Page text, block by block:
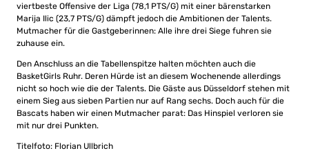
viertbeste Offensive der Liga (78,1 PTS/G) mit einer bärenstarken
Marija Ilic (23,7 PTS/G) dämpft jedoch die Ambitionen der Talents.
Mutmacher für die Gastgeberinnen: Alle ihre drei Siege fuhren sie
zuhause ein.
Den Anschluss an die Tabellenspitze halten möchten auch die
BasketGirls Ruhr. Deren Hürde ist an diesem Wochenende allerdings
nicht so hoch wie die der Talents. Die Gäste aus Düsseldorf stehen mit
einem Sieg aus sieben Partien nur auf Rang sechs. Doch auch für die
Bascats haben wir einen Mutmacher parat: Das Hinspiel verloren sie
mit nur drei Punkten.
Titelfoto: Florian Ullbrich